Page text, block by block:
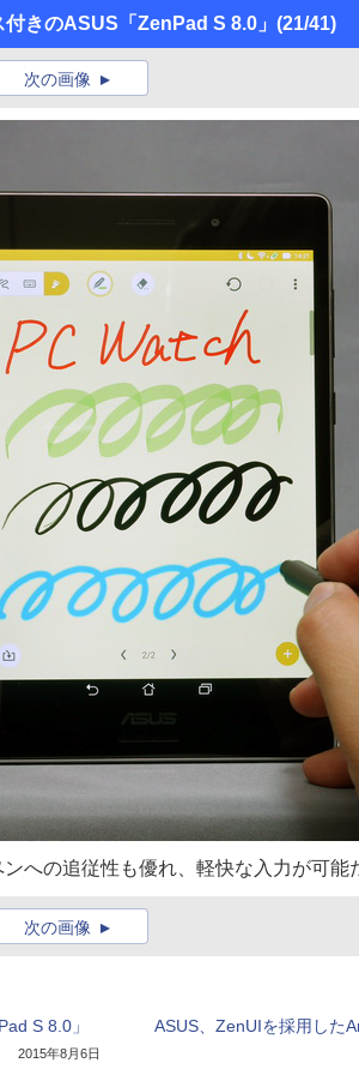
きのASUS「ZenPad S 8.0」 (21/41)
次の画像
への追従性も優れ、軽快な入力が可能
次の画像
S 8.0」
2015年8月6日
ASUS、ZenUIを採用した